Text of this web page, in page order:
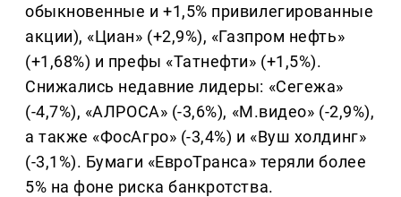
обыкновенные и +1,5% привилегированные
акции), «Циан» (+2,9%), «Газпром нефть»
(+1,68%) и префы «Татнефти» (+1,5%).
Снижались недавние лидеры: «Сегежа»
(-4,7%), «АЛРОСА» (-3,6%), «М.видео» (-2,9%),
а также «ФосАгро» (-3,4%) и «Вуш холдинг»
(-3,1%). Бумаги «ЕвроТранса» теряли более
5% на фоне риска банкротства.